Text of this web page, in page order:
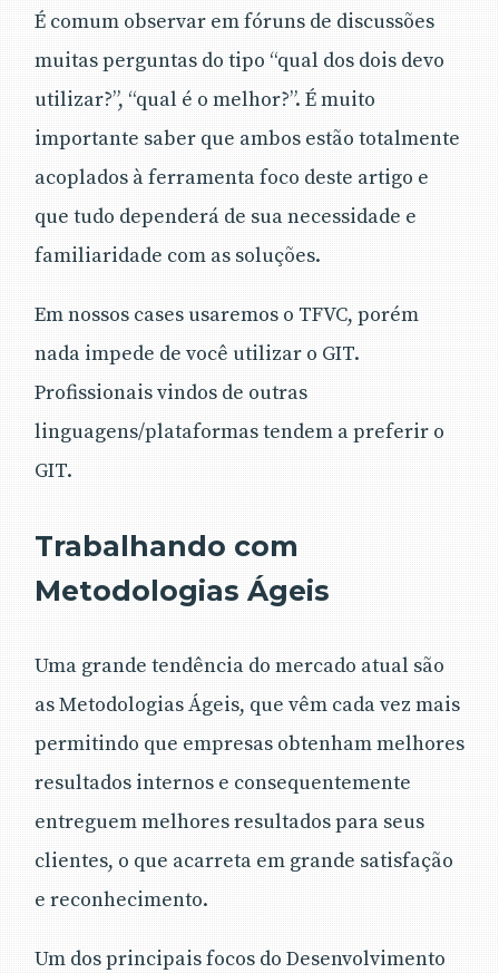
É comum observar em fóruns de discussões
muitas perguntas do tipo “qual dos dois devo
utilizar?”, “qual é o melhor?”. É muito
importante saber que ambos estão totalmente
acoplados à ferramenta foco deste artigo e
que tudo dependerá de sua necessidade e
familiaridade com as soluções.
Em nossos cases usaremos o TFVC, porém
nada impede de você utilizar o GIT.
Profissionais vindos de outras
linguagens/plataformas tendem a preferir o
GIT.
Trabalhando com
Metodologias Ágeis
Uma grande tendência do mercado atual são
as Metodologias Ágeis, que vêm cada vez mais
permitindo que empresas obtenham melhores
resultados internos e consequentemente
entreguem melhores resultados para seus
clientes, o que acarreta em grande satisfação
e reconhecimento.
Um dos principais focos do Desenvolvimento